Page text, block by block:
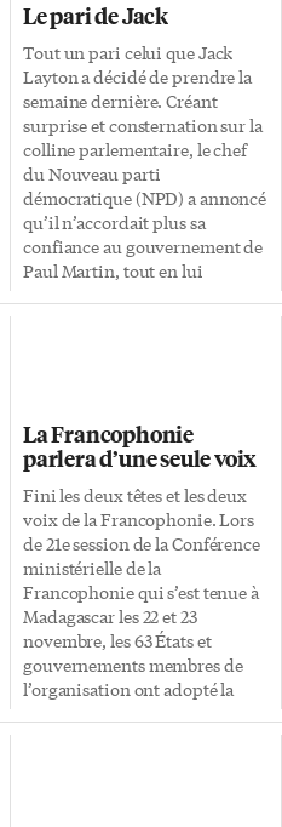
Le pari de Jack
Tout un pari celui que Jack
Layton a décidé de prendre la
semaine dernière. Créant
surprise et consternation sur la
colline parlementaire, le chef
du Nouveau parti
démocratique (NPD) a annoncé
qu’il n’accordait plus sa
confiance au gouvernement de
Paul Martin, tout en lui
jusque-là réservée au premier
ministre. Erreur politique ou
simple jeu d’influence? «Il était
pris parce qu’il avait tenu des
discours contradictoires
publiquement. Alors, il a trouvé
une manière élégante de s’en
[…]
La Francophonie
parlera d’une seule voix
Fini les deux têtes et les deux
voix de la Francophonie. Lors
de 21e session de la Conférence
ministérielle de la
Francophonie qui s’est tenue à
Madagascar les 22 et 23
novembre, les 63 États et
gouvernements membres de
l’organisation ont adopté la